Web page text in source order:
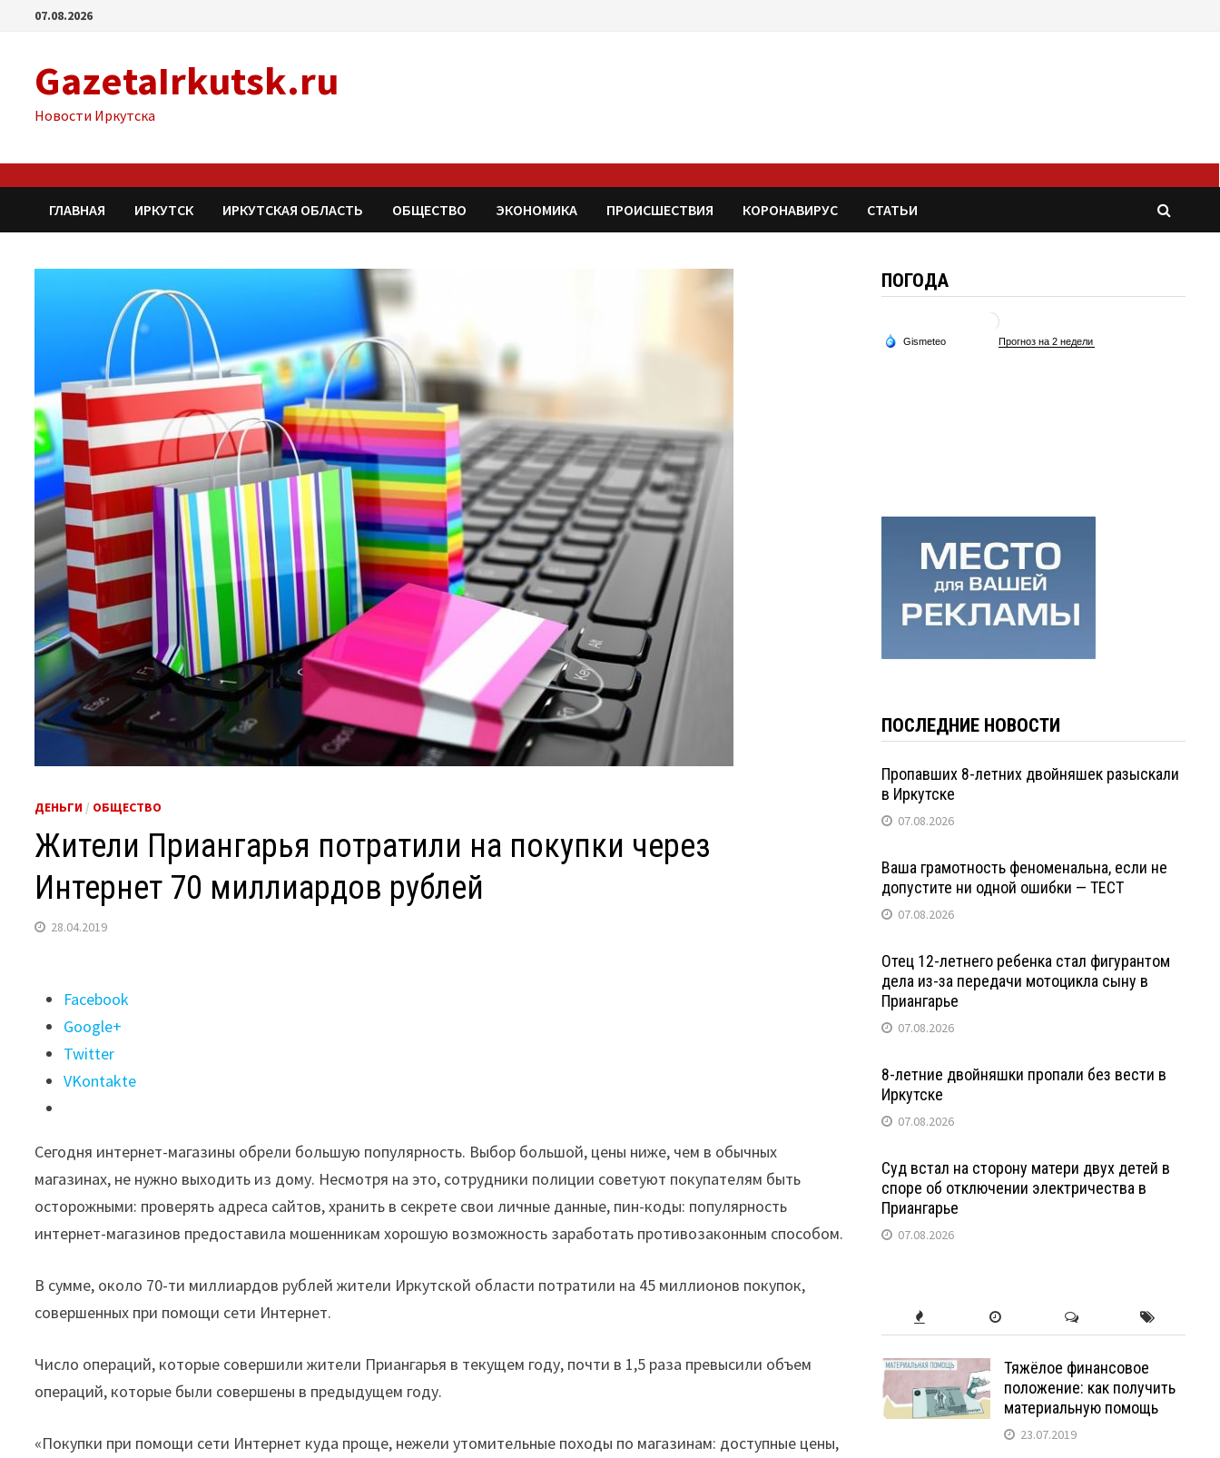
Перейти07.08.2026
GazetaIrkutsk.ru
Новости Иркутска
ГЛАВНАЯ ИРКУТСК ИРКУТСКАЯ ОБЛАСТЬ ОБЩЕСТВО ЭКОНОМИКА ПРОИСШЕСТВИЯ КОРОНАВИРУС СТАТЬИ
ДЕНЬГИ / ОБЩЕСТВО
Жители Приангарья потратили на покупки через
Интернет 70 миллиардов рублей
28.04.2019
Поделиться
"Жители
Приангарья
потратили
на
через
Интернет
70
миллиардов
Facebook
Google+
Twitter
VKontakte
Сегодня интернет-магазины обрели большую популярность. Выбор большой, цены ниже, чем в обычных
магазинах, не нужно выходить из дому. Несмотря на это, сотрудники полиции советуют покупателям быть
осторожными: проверять адреса сайтов, хранить в секрете свои личные данные, пин-коды: популярность
интернет-магазинов предоставила мошенникам хорошую возможность заработать противозаконным способом.
В сумме, около 70-ти миллиардов рублей жители Иркутской области потратили на 45 миллионов покупок,
совершенных при помощи сети Интернет.
Число операций, которые совершили жители Приангарья в текущем году, почти в 1,5 раза превысили объем
операций, которые были совершены в предыдущем году.
«Покупки при помощи сети Интернет куда проще, нежели утомительные походы по магазинам: доступные цены,
ПОГОДА
ПОСЛЕДНИЕ НОВОСТИ
Пропавших 8-летних двойняшек разыскали
в Иркутске
07.08.2026
Ваша грамотность феноменальна, если не
допустите ни одной ошибки — ТЕСТ
07.08.2026
Отец 12-летнего ребенка стал фигурантом
дела из-за передачи мотоцикла сыну в
Приангарье
07.08.2026
8-летние двойняшки пропали без вести в
Иркутске
07.08.2026
Суд встал на сторону матери двух детей в
споре об отключении электричества в
Приангарье
07.08.2026
Тяжёлое финансовое
положение: как получить
материальную помощь
23.07.2019